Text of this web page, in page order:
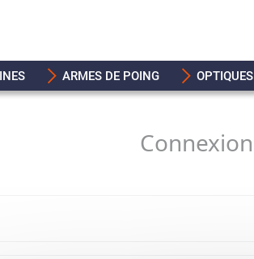
ARMES DE POING OPTIQUES
Connexion